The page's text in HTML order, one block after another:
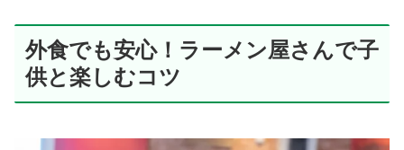
外食でも安心！ラーメン屋さんで子
供と楽しむコツ